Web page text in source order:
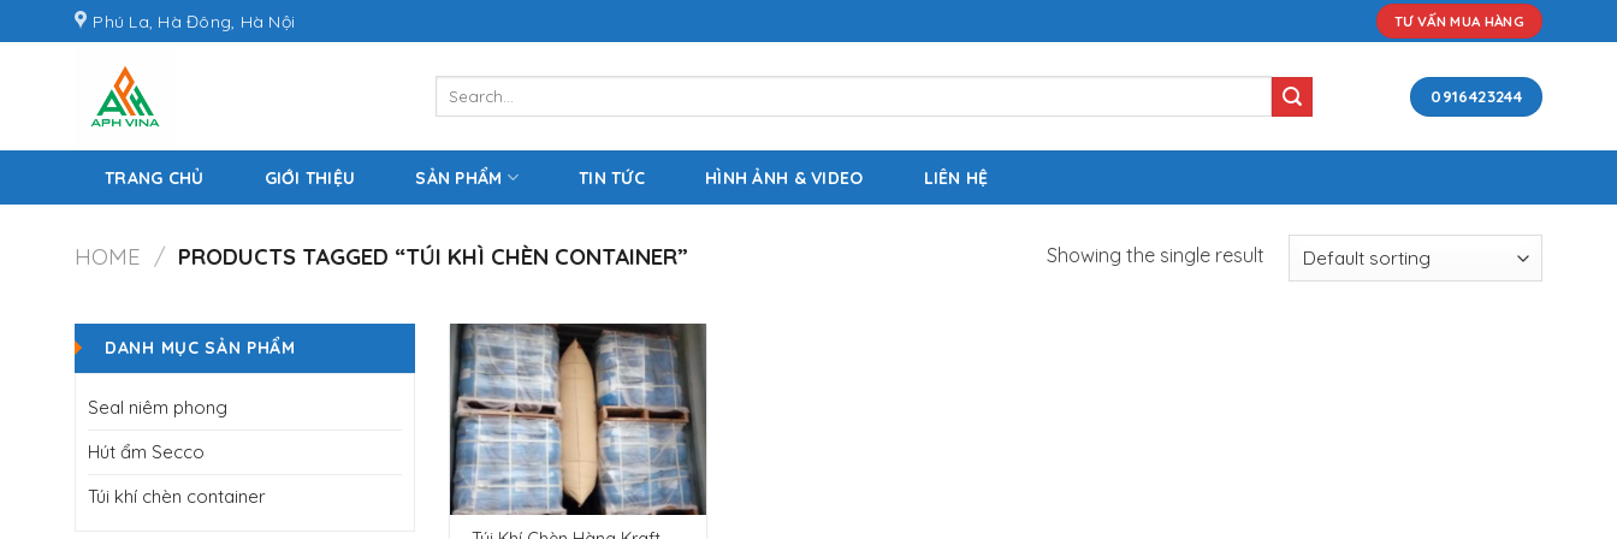
to
Phú La, Hà Đông, Hà Nội TƯ VẤN MUA HÀNG
0916423244
TRANG CHỦ GIỚI THIỆU SẢN PHẨM TIN TỨC HÌNH ẢNH & VIDEO LIÊN HỆ
HOME / PRODUCTS TAGGED “TÚI KHÌ CHÈN CONTAINER” Showing the single result
DANH MỤC SẢN PHẨM
Seal niêm phong
Hút ẩm Secco
Túi khí chèn container